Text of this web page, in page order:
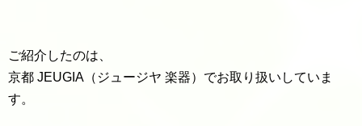
ご紹介したのは、
京都 JEUGIA（ジュージヤ 楽器）でお取り扱いしていま
す。